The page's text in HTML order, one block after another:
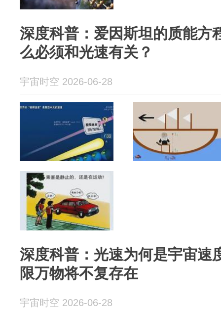
深度科普：爱因斯坦的质能方
么必须和光速有关？
宇宙时空 2026-06-28
深度科普：光速为何是宇宙速
限万物将不复存在
宇宙时空 2026-06-28